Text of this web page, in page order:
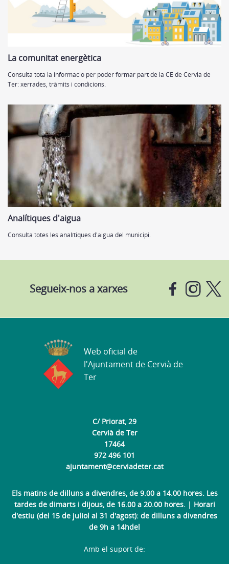
La comunitat energètica
Consulta tota la informació per poder formar part de la CE de Cervià de
Ter: xerrades, tràmits i condicions.
Analítiques d'aigua
Consulta totes les analítiques d'aigua del municipi.
Segueix-nos a xarxes
C/ Priorat, 29
Cervià de Ter
17464
972 496 101
ajuntament@cerviadeter.cat
Els matins de dilluns a divendres, de 9.00 a 14.00 hores. Les
tardes de dimarts i dijous, de 16.00 a 20.00 hores. | Horari
d'estiu (del 15 de juliol al 31 d'agost): de dilluns a divendres
de 9h a 14hdel
Web oficial de
l'Ajuntament de Cervià de
Ter
Amb el suport de: